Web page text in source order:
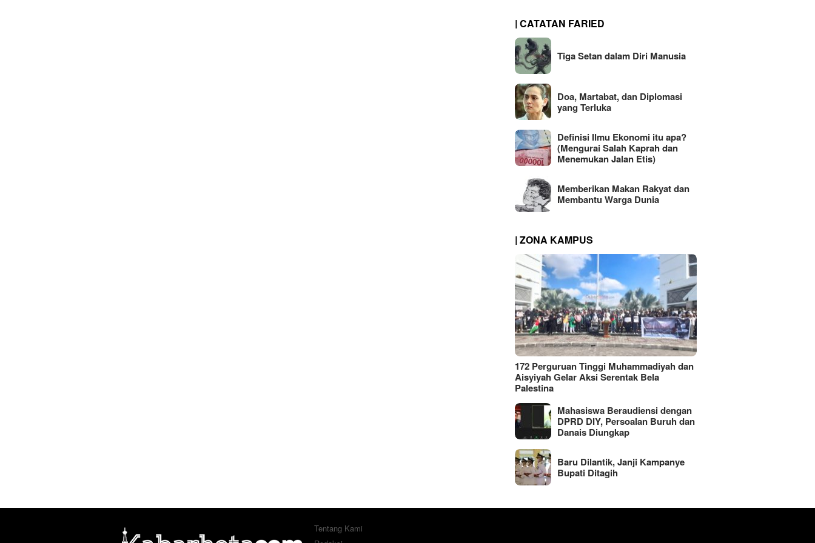
| CATATAN FARIED
Tiga Setan dalam Diri Manusia
Doa, Martabat, dan Diplomasi
yang Terluka
Definisi Ilmu Ekonomi itu apa?
(Mengurai Salah Kaprah dan
Menemukan Jalan Etis)
Memberikan Makan Rakyat dan
Membantu Warga Dunia
| ZONA KAMPUS
172 Perguruan Tinggi Muhammadiyah dan
Aisyiyah Gelar Aksi Serentak Bela
Palestina
Mahasiswa Beraudiensi dengan
DPRD DIY, Persoalan Buruh dan
Danais Diungkap
Baru Dilantik, Janji Kampanye
Bupati Ditagih
Tentang Kami